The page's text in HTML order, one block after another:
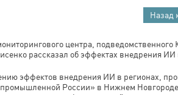
Назад
центра, подведомственного
рассказал об эффектах внедрения ИИ
эффектов внедрения ИИ в регионах,
России» в Нижнем